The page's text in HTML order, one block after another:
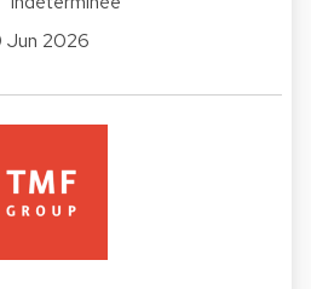
Jun 2026